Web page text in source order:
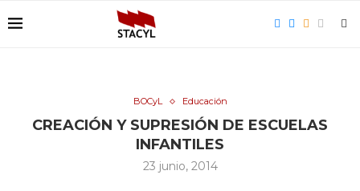
BOCyL Educación
CREACIÓN Y SUPRESIÓN DE ESCUELAS
INFANTILES
23 junio, 2014